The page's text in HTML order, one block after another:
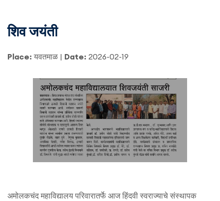
शिव जयंती
Place: यवतमाळ | Date: 2026-02-19
अमोलकचंद महाविद्यालय परिवारातर्फे आज हिंदवी स्वराज्याचे संस्थापक